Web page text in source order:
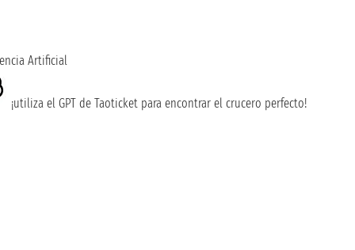
Artificial
¡utiliza el GPT de Taoticket para encontrar el crucero perfecto!